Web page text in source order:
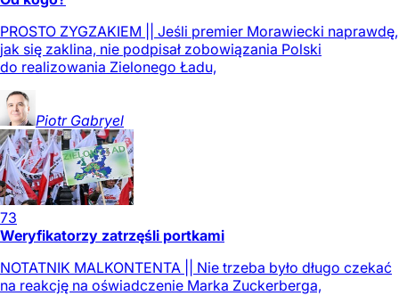
PROSTO ZYGZAKIEM || Jeśli premier Morawiecki naprawdę,
jak się zaklina, nie podpisał zobowiązania Polski
do realizowania Zielonego Ładu,
Piotr Gabryel
73
Weryfikatorzy zatrzęśli portkami
NOTATNIK MALKONTENTA || Nie trzeba było długo czekać
na reakcję na oświadczenie Marka Zuckerberga,